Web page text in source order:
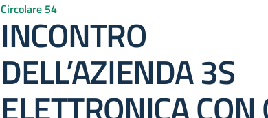
Circolare 54
INCONTRO
DELL’AZIENDA 3S